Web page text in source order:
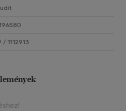
1112913